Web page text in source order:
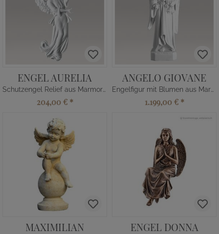
ENGEL AURELIA
Schutzengel Relief aus Marmorguss
204,00 € *
ANGELO GIOVANE
Engelfigur mit Blumen aus Marmorguss
1.199,00 € *
MAXIMILIAN ENGEL DONNA